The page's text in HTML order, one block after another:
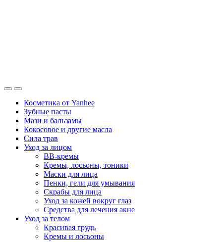
Косметика от Yanhee
Зубные пасты
Мази и бальзамы
Кокосовое и другие масла
Сила трав
Уход за лицом
BB-кремы
Кремы, лосьоны, тоники
Маски для лица
Пенки, гели для умывания
Скрабы для лица
Уход за кожей вокруг глаз
Средства для лечения акне
Уход за телом
Красивая грудь
Кремы и лосьоны